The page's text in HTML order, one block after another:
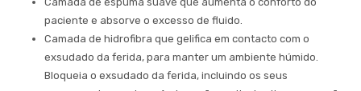
paciente e absorve o excesso de fluido.
Camada de hidrofibra que gelifica em contacto com o
exsudado da ferida, para manter um ambiente húmido.
Bloqueia o exsudado da ferida, incluindo os seus